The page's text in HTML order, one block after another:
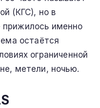
(КГС), но в
именно
остаётся
ограниченной
метели, ночью.